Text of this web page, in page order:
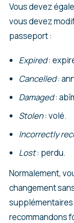
Vous devez
vous devez
passeport :
Expired:
Cancelled:
Damaged:
Stolen: volé.
Incorrectly
Lost: perdu.
Normalement,
changement
recommandons